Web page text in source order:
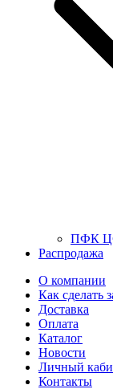
ПФК
Распродажа
О компании
Как сделать
Доставка
Оплата
Каталог
Новости
Личный
Контакты